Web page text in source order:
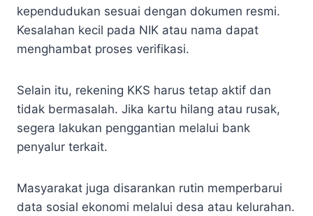
kependudukan sesuai dengan dokumen resmi.
Kesalahan kecil pada NIK atau nama dapat
menghambat proses verifikasi.
Selain itu, rekening KKS harus tetap aktif dan
tidak bermasalah. Jika kartu hilang atau rusak,
segera lakukan penggantian melalui bank
penyalur terkait.
Masyarakat juga disarankan rutin memperbarui
data sosial ekonomi melalui desa atau kelurahan.